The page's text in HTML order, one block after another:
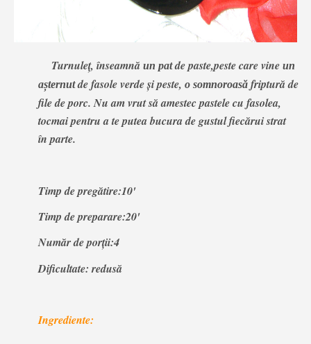
Turnuleț, înseamnă un patde paste,peste care vineun
așternutde fasole verde și peste, o somnoroasăfriptură de
file de porc. Nu am vrut să amestec pastele cu fasolea,
tocmai pentru a te putea bucura de gustul fiecărui strat
în parte.
Timp de pregătire:10'
Timp de preparare:20'
Număr de porții:4
Dificultate: redusă
Ingrediente: